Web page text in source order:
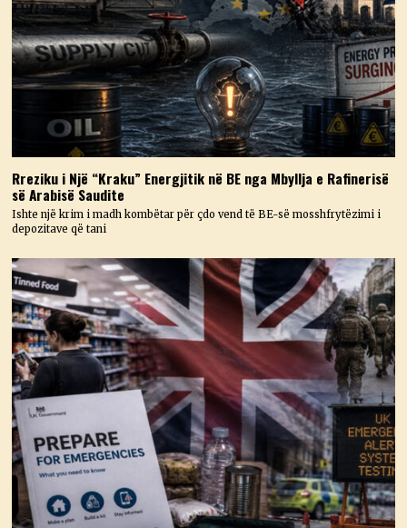
Rreziku i Një “Kraku” Energjitik në BE nga Mbyllja e Rafinerisë
së Arabisë Saudite
Ishte një krim i madh kombëtar për çdo vend të BE-së mosshfrytëzimi i
depozitave që tani